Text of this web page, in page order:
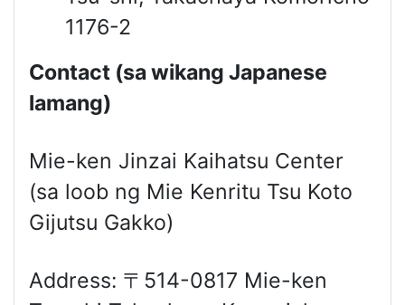
1176-2
Contact (sa wikang Japanese
lamang)
Mie-ken Jinzai Kaihatsu Center
(sa loob ng Mie Kenritu Tsu Koto
Gijutsu Gakko)
Address: 〒514-0817 Mie-ken